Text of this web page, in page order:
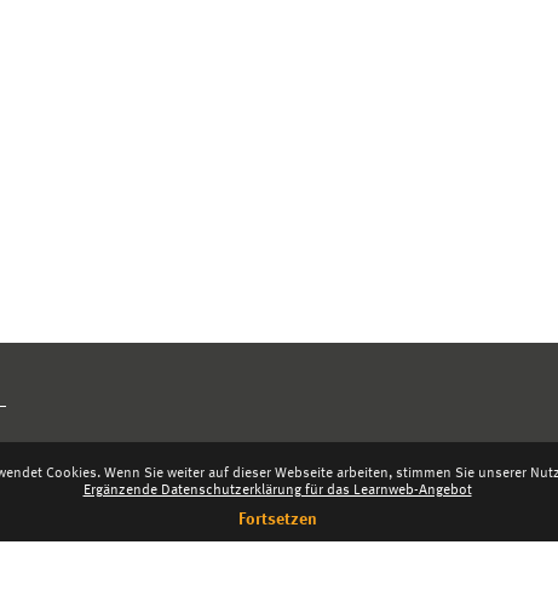
Cookies. Wenn Sie weiter auf dieser Webseite arbeiten, stimmen Sie unserer
Ergänzende Datenschutzerklärung für das Learnweb-Angebot
Fortsetzen